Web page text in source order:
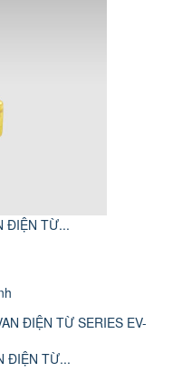
ĐIỆN TỪ...
ĐIỆN TỪ...